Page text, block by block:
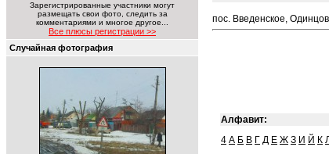
Зарегистрированные участники могут
размещать свои фото, следить за
комментариями и многое другое...
Все плюсы регистрации >>
Случайная фотография
пос. Введенское,
Алфавит:
4 А Б В Г Д Е Ж З И Й К Л